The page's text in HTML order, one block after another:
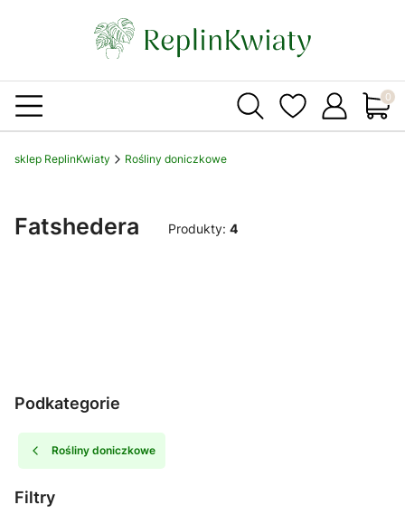
sklep ReplinKwiaty Rośliny doniczkowe
Fatshedera Produkty: 4
Podkategorie
Rośliny doniczkowe
Filtry